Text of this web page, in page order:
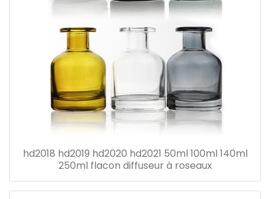
hd2018 hd2019 hd2020 hd2021 50ml 100ml 140ml
250ml flacon diffuseur à roseaux